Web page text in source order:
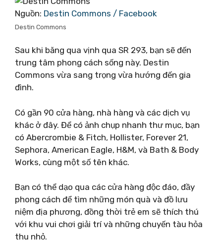
Nguồn: Destin Commons / Facebook
Destin Commons
Sau khi băng qua vịnh qua SR 293, bạn sẽ đến
trung tâm phong cách sống này. Destin
Commons vừa sang trọng vừa hướng đến gia
đình.
Có gần 90 cửa hàng, nhà hàng và các dịch vụ
khác ở đây. Để có ảnh chụp nhanh thư mục, bạn
có Abercrombie & Fitch, Hollister, Forever 21,
Sephora, American Eagle, H&M, và Bath & Body
Works, cùng một số tên khác.
Bạn có thể dạo qua các cửa hàng độc đáo, đầy
phong cách để tìm những món quà và đồ lưu
niệm địa phương, đồng thời trẻ em sẽ thích thú
với khu vui chơi giải trí và những chuyến tàu hỏa
thu nhỏ.